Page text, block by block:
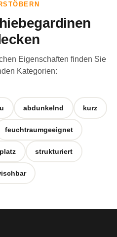
Eigenschaften finden Sie
Kategorien:
abdunkelnd kurz
feuchtraumgeeignet
strukturiert